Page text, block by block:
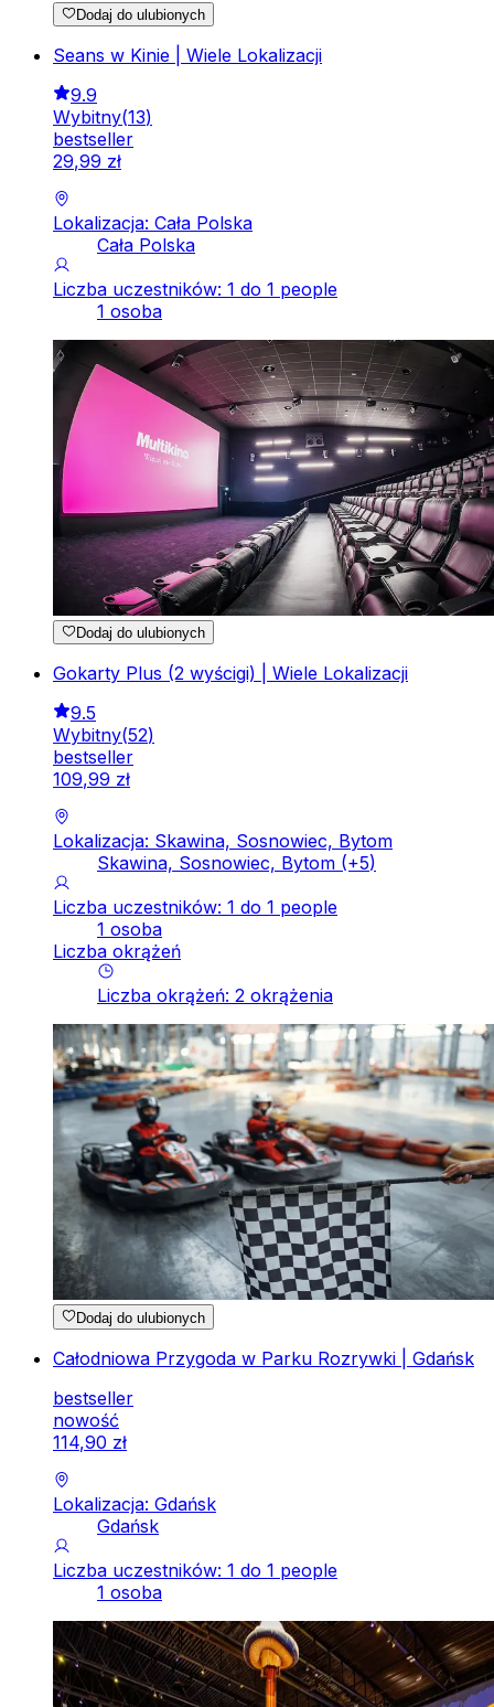
Dodaj do ulubionych
Seans w Kinie | Wiele Lokalizacji
9.9
Wybitny(13)
bestseller
29,99 zł
Lokalizacja: Cała Polska
Cała Polska
Liczba uczestników: 1 do 1 people
1 osoba
Dodaj do ulubionych
Gokarty Plus (2 wyścigi) | Wiele Lokalizacji
9.5
Wybitny(52)
bestseller
109,99 zł
Lokalizacja: Skawina, Sosnowiec, Bytom
Skawina, Sosnowiec, Bytom (+5)
Liczba uczestników: 1 do 1 people
1 osoba
Liczba okrążeń
Liczba okrążeń: 2 okrążenia
Dodaj do ulubionych
Całodniowa Przygoda w Parku Rozrywki | Gdańsk
bestseller
nowość
114,90 zł
Lokalizacja: Gdańsk
Gdańsk
Liczba uczestników: 1 do 1 people
1 osoba